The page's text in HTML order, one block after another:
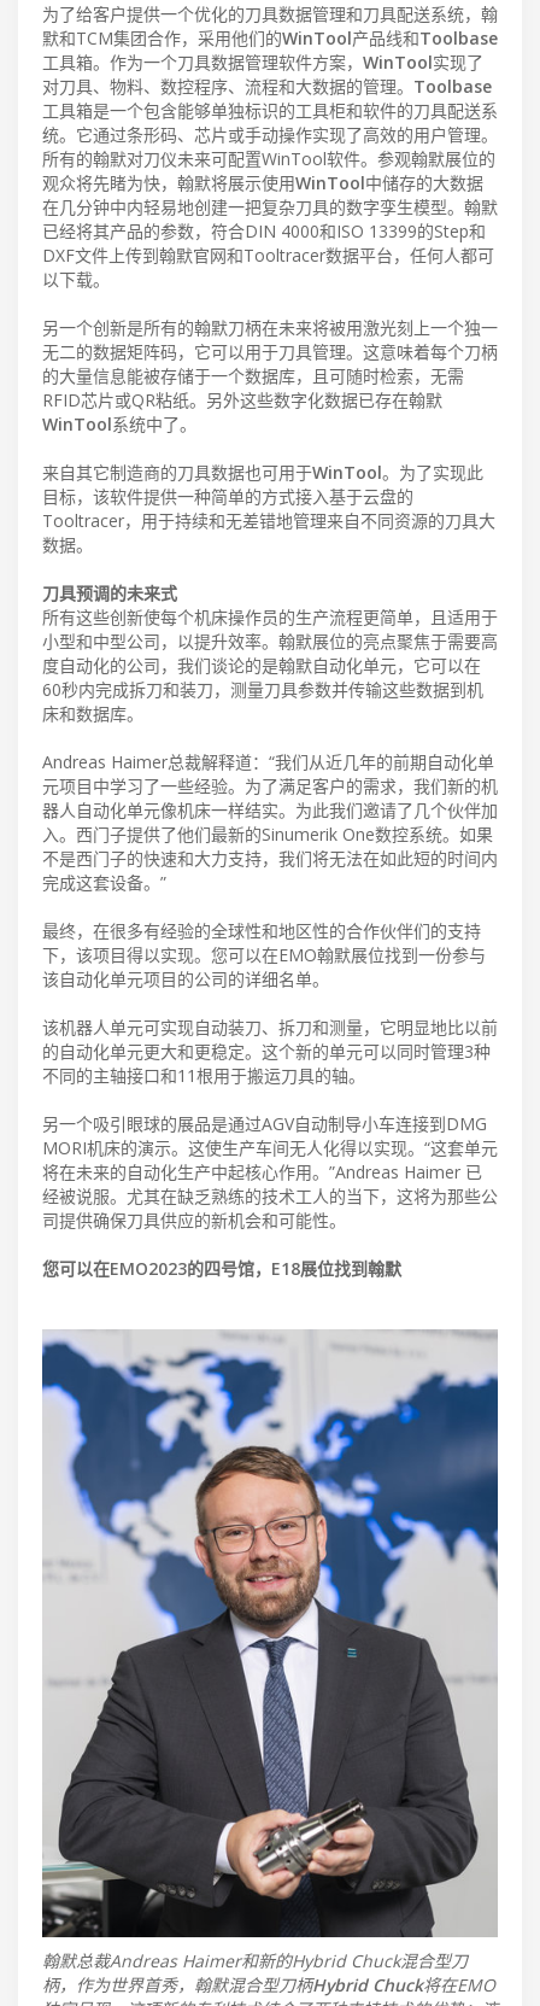
为了给客户提供一个优化的刀具数据管理和刀具配送系统，翰
默和TCM集团合作，采用他们的WinTool产品线和Toolbase
工具箱。作为一个刀具数据管理软件方案， WinTool实现了
对刀具、物料、数控程序、流程和大数据的管理。 Toolbase
工具箱是一个包含能够单独标识的工具柜和软件的刀具配送系
统。它通过条形码、芯片或手动操作实现了高效的用户管理。
所有的翰默对刀仪未来可配置WinTool软件。参观翰默展位的
观众将先睹为快，翰默将展示使用WinTool中储存的大数据
在几分钟中内轻易地创建一把复杂刀具的数字孪生模型。翰默
已经将其产品的参数，符合DIN 4000和ISO 13399的Step和
DXF文件上传到翰默官网和Tooltracer数据平台，任何人都可
以下载。
另一个创新是所有的翰默刀柄在未来将被用激光刻上一个独一
无二的数据矩阵码，它可以用于刀具管理。这意味着每个刀柄
的大量信息能被存储于一个数据库，且可随时检索，无需
RFID芯片或QR粘纸。另外这些数字化数据已存在翰默
WinTool系统中了。
来自其它制造商的刀具数据也可用于WinTool。为了实现此
目标，该软件提供一种简单的方式接入基于云盘的
Tooltracer，用于持续和无差错地管理来自不同资源的刀具大
数据。
刀具预调的未来式
所有这些创新使每个机床操作员的生产流程更简单，且适用于
小型和中型公司，以提升效率。翰默展位的亮点聚焦于需要高
度自动化的公司，我们谈论的是翰默自动化单元，它可以在
60秒内完成拆刀和装刀，测量刀具参数并传输这些数据到机
床和数据库。
Andreas Haimer总裁解释道：“我们从近几年的前期自动化单
元项目中学习了一些经验。为了满足客户的需求，我们新的机
器人自动化单元像机床一样结实。为此我们邀请了几个伙伴加
入。西门子提供了他们最新的Sinumerik One数控系统。如果
不是西门子的快速和大力支持，我们将无法在如此短的时间内
完成这套设备。”
最终，在很多有经验的全球性和地区性的合作伙伴们的支持
下，该项目得以实现。您可以在EMO翰默展位找到一份参与
该自动化单元项目的公司的详细名单。
该机器人单元可实现自动装刀、拆刀和测量，它明显地比以前
的自动化单元更大和更稳定。这个新的单元可以同时管理3种
不同的主轴接口和11根用于搬运刀具的轴。
另一个吸引眼球的展品是通过AGV自动制导小车连接到DMG
MORI机床的演示。这使生产车间无人化得以实现。“这套单元
将在未来的自动化生产中起核心作用。”Andreas Haimer 已
经被说服。尤其在缺乏熟练的技术工人的当下，这将为那些公
司提供确保刀具供应的新机会和可能性。
您可以在EMO2023的四号馆，E18展位找到翰默
翰默总裁Andreas Haimer和新的Hybrid Chuck混合型刀
柄，作为世界首秀，翰默混合型刀柄Hybrid Chuck将在EMO